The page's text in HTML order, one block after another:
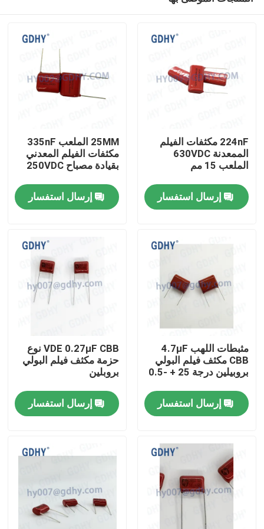
الصفحة الرئيسية
جولة في المعمل
اتصل بنا
اطلب اقتباس
تبريد مكثف تبريد
مكثف عالي التردد
224nF مكثفات الفيلم
الممعدنة 630VDC
الملعب 15 مم
إرسال استفسار
25MM الملعب 335nF
مكثفات الفيلم المعدني
بقيادة مصباح 250VDC
إرسال استفسار
مثبطات اللهب 4.7μF
CBB مكثف فيلم البولي
بروبيلين درجة 25 + -0.5
إرسال استفسار
VDE 0.27μF CBB نوع
حزمة مكثف فيلم البولي
بروبلين
إرسال استفسار